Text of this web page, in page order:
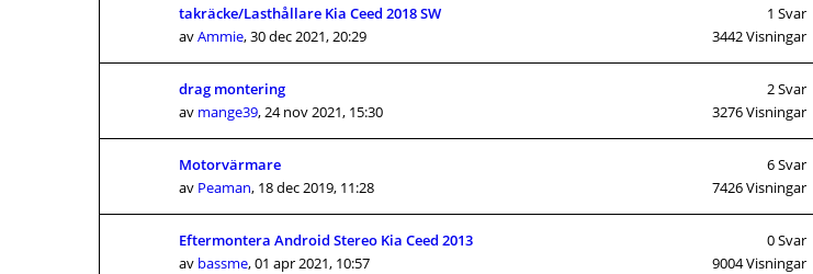
takräcke/Lasthållare Kia Ceed 2018 SW
avAmmie,30 dec 2021, 20:29
1 Svar
3442Visningar
drag montering
av mange39,24 nov 2021, 15:30
2Svar
3276Visningar
Motorvärmare
av Peaman, 18 dec 2019, 11:28
6Svar
7426Visningar
Eftermontera Android Stereo Kia Ceed 2013
av bassme,01 apr 2021, 10:57
0Svar
9004Visningar